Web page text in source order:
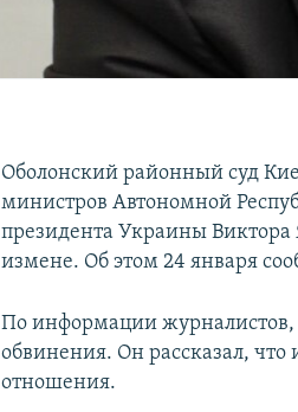
Оболонский районный суд
министров Автономной
президента Украины Виктора
измене. Об этом 24 января
По информации журналистов,
обвинения. Он рассказал,
отношения.